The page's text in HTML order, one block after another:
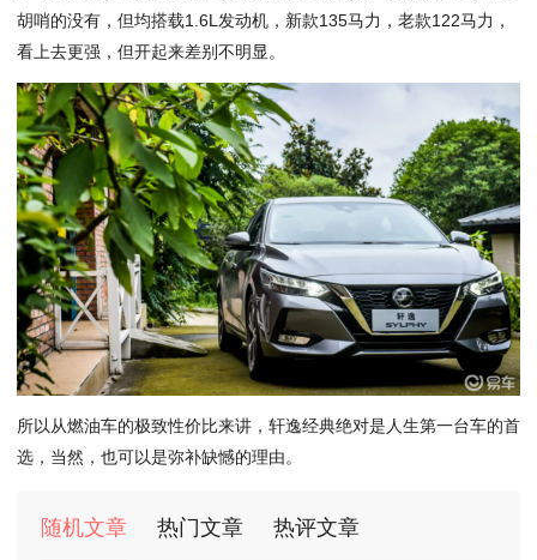
胡哨的没有，但均搭载1.6L 发动机 ， 新款135马力 ，老款1 22马力，
看上去更强，但开起来差别不明显。
所以从燃油车的极致性价比来讲，轩逸经典绝对是人生第一台车的首
选 ，当然，也可以是弥补缺憾的理由。
随机文章 热门文章 热评文章